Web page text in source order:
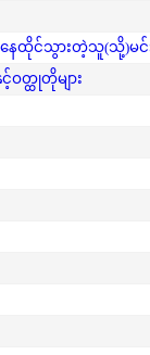
းမှနေထိုင်သွားတဲ့သူ(သို့)မ
တ္ထုတိုများ